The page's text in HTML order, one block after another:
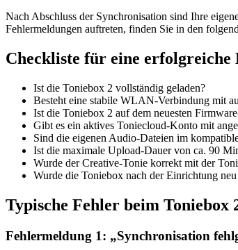
Nach Abschluss der Synchronisation sind Ihre
Fehlermeldungen auftreten, finden Sie in den
Checkliste für eine
Ist die Toniebox 2 vollständig geladen?
Besteht eine stabile WLAN-Verbindung mit
Ist die Toniebox 2 auf dem neuesten
Gibt es ein aktives Toniecloud-Konto mit
Sind die eigenen Audio-Dateien im
Ist die maximale Upload-Dauer von ca. 90
Wurde der Creative-Tonie korrekt mit der
Wurde die Toniebox nach der Einrichtung neu
Typische Fehler beim Toniebox
Fehlermeldung 1: „Synchronisation